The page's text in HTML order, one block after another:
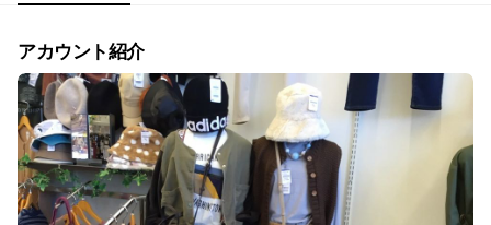
アカウント紹介